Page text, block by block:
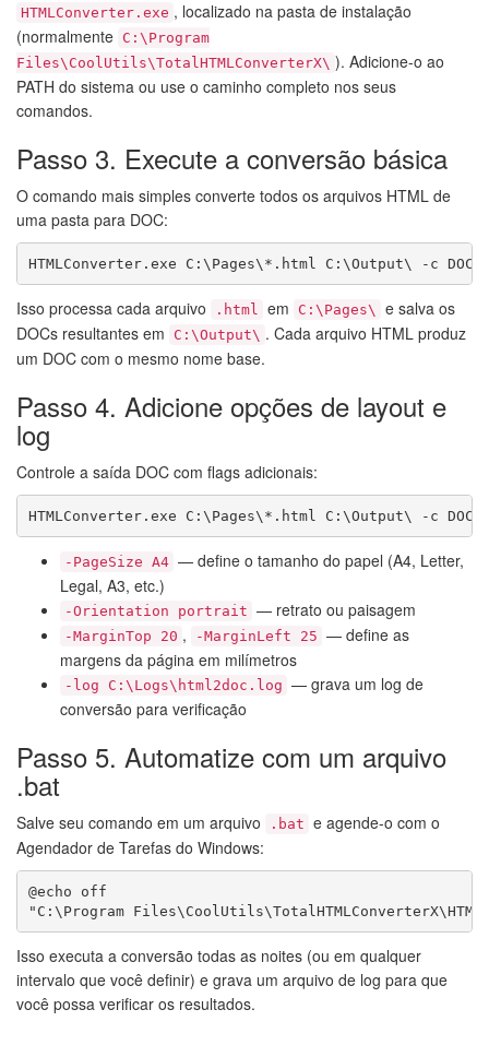
HTMLConverter.exe , localizado na pasta de instalação
(normalmente C:\Program
Files\CoolUtils\TotalHTMLConverterX\ ). Adicione-o ao
PATH do sistema ou use o caminho completo nos seus
comandos.
Passo 3. Execute a conversão básica
O comando mais simples converte todos os arquivos HTML de
uma pasta para DOC:
HTMLConverter.exe C:\Pages\*.html C:\Output\ -c DOC
Isso processa cada arquivo .html em C:\Pages\
e salva os
DOCs resultantes em
C:\Output\ . Cada arquivo HTML produz
um DOC com o mesmo nome base.
Passo 4. Adicione opções de layout e
log
Controle a saída DOC com flags adicionais:
HTMLConverter.exe C:\Pages\*.html C:\Output\ -c
-PageSize A4 — define o tamanho do papel (A4, Letter,
Legal, A3, etc.)
-Orientation portrait — retrato ou paisagem
-MarginTop 20 , -MarginLeft 25 — define as
margens da página em milímetros
-log C:\Logs\html2doc.log — grava um log de
conversão para verificação
Passo 5. Automatize com um arquivo
.bat
Salve seu comando em um arquivo .bat e agende-o com o
Agendador de Tarefas do Windows:
@echo off
Isso executa a conversão todas as noites (ou em qualquer
intervalo que você definir) e grava um arquivo de log para que
você possa verificar os resultados.